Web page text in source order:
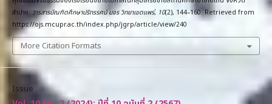
ลำปาง. วารสารบัณฑิตศึกษาปริทรรศน์ มจร วิทยาเขตแพร่, 10(2), 144–160. Retrieved from
https://ojs.mcupr.ac.th/index.php/jgrp/article/view/240
More Citation Formats
Issue